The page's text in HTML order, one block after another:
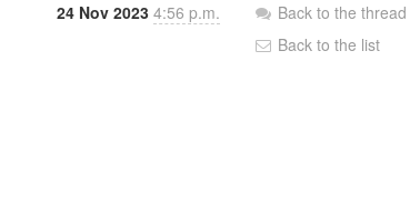
24 Nov 2023 4:56 p.m.
Back to the thread
Back to the list